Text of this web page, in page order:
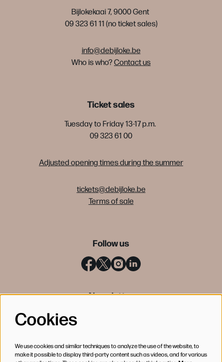
Bijlokekaai 7, 9000 Gent
09 323 61 11 (no ticket sales)
info@debijloke.be
Who is who?Contact us
Ticket sales
Tuesday to Friday 13-17 p.m.
09 323 61 00
Adjusted opening times during the summer
tickets@debijloke.be
Terms of sale
Follow us
Newsletter
Cookies
We use cookies and similar techniques to analyze the use of the website, to
make it possible to display third-party content such as videos, and for various